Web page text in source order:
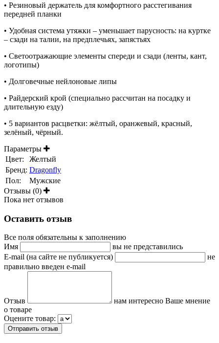
• Резиновый держатель для комфортного расстегивания
передней планки
• Удобная система утяжки – уменьшает парусность: на куртке
– сзади на талии, на предплечьях, запястьях
• Светоотражающие элементы спереди и сзади (ленты, кант,
логотипы)
• Долговечные нейлоновые липы
• Райдерский крой (специально рассчитан на посадку и
длительную езду)
• 5 вариантов расцветки: жёлтый, оранжевый, красный,
зелёный, чёрный.
Параметры
Цвет:
Желтый
Бренд: Dragonfly
Пол:
Мужские
Отзывы (0)
Пока нет отзывов
Оставить отзыв
Все поля обязательны к заполнению
Имя
вы не представились
E-mail (на сайте не публикуется)
не
правильно введен e-mail
Отзыв
нам интересно Ваше мнение
о товаре
Оцените товар: